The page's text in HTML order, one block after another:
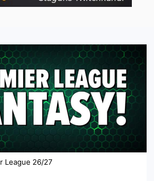
League 26/27